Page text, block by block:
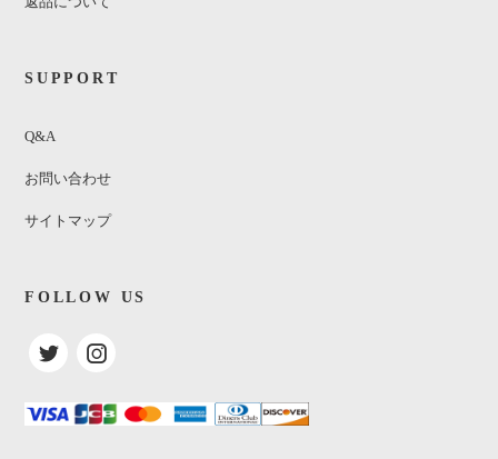
The Rolling Stones / Undercover
SUPPORT
Q&A
お問い合わせ
サイトマップ
FOLLOW US